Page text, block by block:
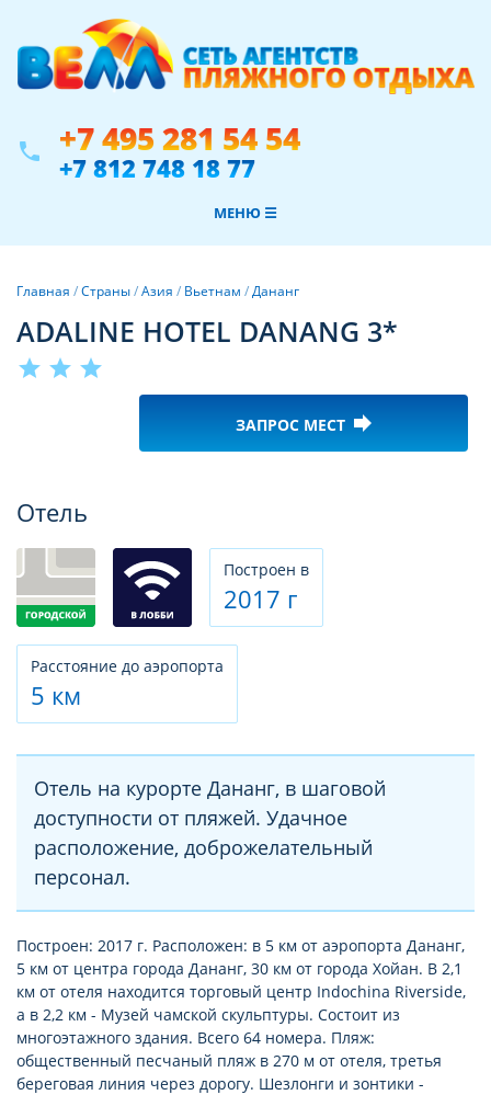
phone +7 495 281 54 54
+7 812 748 18 77
МЕНЮ ☰
Главная /Страны/Азия / Вьетнам /Дананг
ADALINE HOTEL DANANG 3*
star star star
ЗАПРОС МЕСТ forward
Отель
Построен в
2017 г
Расстояние до аэропорта
5 км
Отель на курорте Дананг, в шаговой
доступности от пляжей. Удачное
расположение, доброжелательный
персонал.
Построен: 2017 г. Расположен: в 5 км от аэропорта Дананг,
5 км от центра города Дананг, 30 км от города Хойан. В 2,1
км от отеля находится торговый центр Indochina Riverside,
а в 2,2 км - Музей чамской скульптуры. Состоит из
многоэтажного здания. Всего 64 номера. Пляж:
общественный песчаный пляж в 270 м от отеля, третья
береговая линия через дорогу. Шезлонги и зонтики -